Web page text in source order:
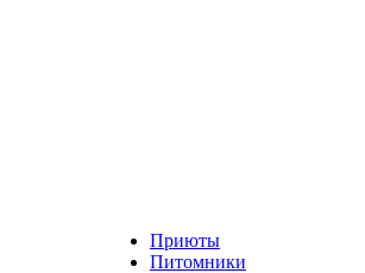
Приюты
Питомники